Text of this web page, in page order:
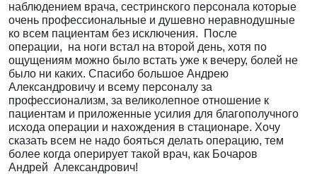
наблюдением врача, сестринского персонала которые
очень профессиональные и душевно неравнодушные
ко всем пациентам без исключения. После
операции, на ноги встал на второй день, хотя по
ощущениям можно было встать уже к вечеру, болей не
было ни каких. Спасибо большое Андрею
Александровичу и всему персоналу за
профессионализм, за великолепное отношение к
пациентам и приложенные усилия для благополучного
исхода операции и нахождения в стационаре. Хочу
сказать всем не надо бояться делать операцию, тем
более когда оперирует такой врач, как Бочаров
Андрей Александрович!